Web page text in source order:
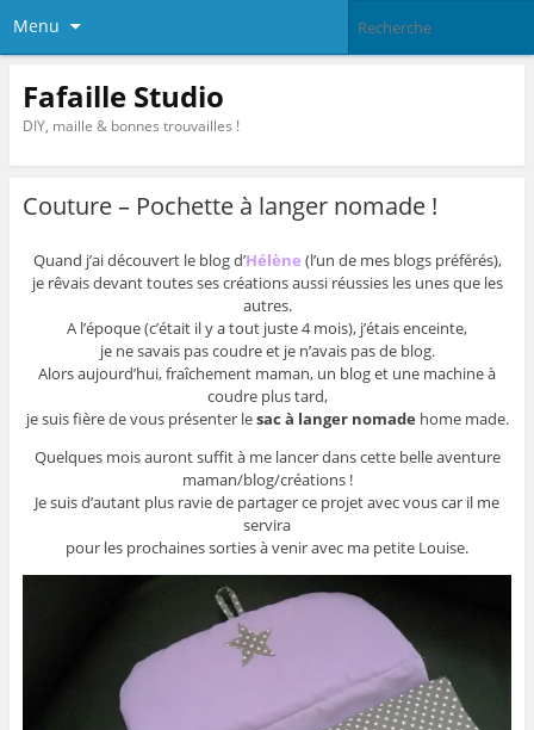
Menu
Fafaille Studio
DIY, maille & bonnes trouvailles !
Couture – Pochette à langer nomade !
Quand j’ai découvert le blog d’Hélène (l’un de mes blogs préférés),
je rêvais devant toutes ses créations aussi réussies les unes que les
autres.
A l’époque (c’était il y a tout juste 4 mois), j’étais enceinte,
je ne savais pas coudre et je n’avais pas de blog.
Alors aujourd’hui, fraîchement maman, un blog et une machine à
coudre plus tard,
je suis fière de vous présenter lesac à langer nomade home made.
Quelques mois auront suffit à me lancer dans cette belle aventure
maman/blog/créations !
Je suis d’autant plus ravie de partager ce projet avec vous car il me
servira
pour les prochaines sorties à venir avec ma petite Louise.